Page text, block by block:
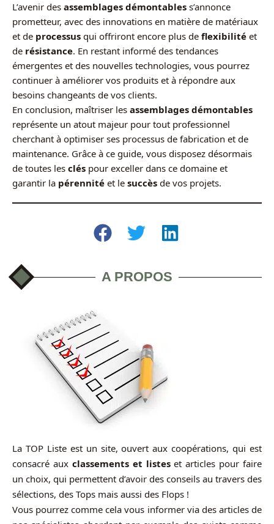
L’avenir des assemblages démontables s’annonce
prometteur, avec des innovations en matière de matériaux
et de processus qui offriront encore plus de flexibilité et
de résistance. En restant informé des tendances
émergentes et des nouvelles technologies, vous pourrez
continuer à améliorer vos produits et à répondre aux
besoins changeants de vos clients.
En conclusion, maîtriser les assemblages démontables
représente un atout majeur pour tout professionnel
cherchant à optimiser ses processus de fabrication et de
maintenance. Grâce à ce guide, vous disposez désormais
de toutes les clés pour exceller dans ce domaine et
garantir la pérennité et le succès de vos projets.
A PROPOS
La TOP Liste est un site, ouvert aux coopérations, qui est
consacré aux classements et listeset articles pour faire
un choix, qui permettent d’avoir des conseils au travers des
sélections, des Tops mais aussi des Flops !
Vous pourrez comme cela vous informer via des articles de